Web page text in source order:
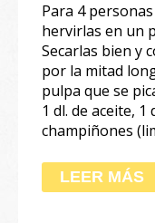
Para 4
hervirlas en un
Secarlas bien y
por la mitad
pulpa que se
1 dl. de aceite,
champiñones
LEER MÁS